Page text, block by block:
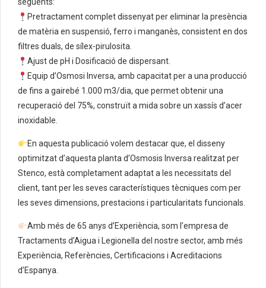
següents:
Pretractament complet dissenyat per eliminar la presència
de matèria en suspensió, ferro i manganès, consistent en dos
filtres duals, de sílex-pirulosita.
Ajust de pH i Dosificació de dispersant.
Equip d’Osmosi Inversa, amb capacitat per a una producció
de fins a gairebé 1.000 m3/dia, que permet obtenir una
recuperació del 75%, construït a mida sobre un xassís d’acer
inoxidable.
En aquesta publicació volem destacar que, el disseny
optimitzat d’aquesta planta d’Osmosis Inversa realitzat per
Stenco, està completament adaptat a les necessitats del
client, tant per les seves característiques tècniques com per
les seves dimensions, prestacions i particularitats funcionals.
Amb més de 65 anys d’Experiència, som l’empresa de
Tractaments d’Aigua i Legionella del nostre sector, amb més
Experiència, Referències, Certificacions i Acreditacions
d’Espanya.